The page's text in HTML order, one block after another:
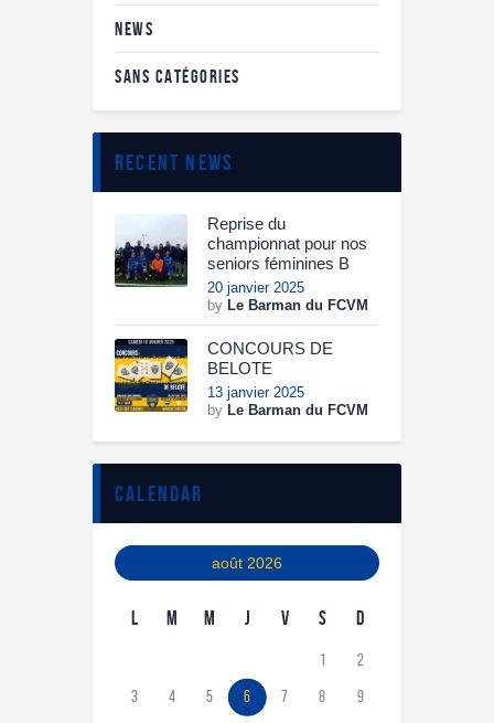
NEWS
SANS CATÉGORIES
recent news
Reprise du
championnat pour nos
seniors féminines B
20 janvier 2025
by Le Barman du FCVM
CONCOURS DE
BELOTE
13 janvier 2025
by Le Barman du FCVM
calendar
août 2026
L M M J V S D
1 2
3 4 5 6 7 8 9